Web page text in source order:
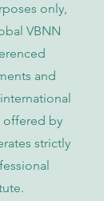
only,
VBNN
and
offered by
strictly